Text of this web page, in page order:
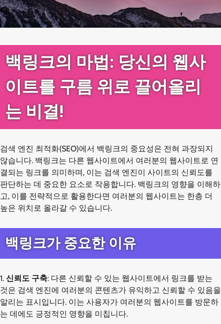
백링크의 마법: 당신의 웹사
이트를 구름 위로 끌어올리
는 비결!
검색 엔진 최적화(SEO)에서 백링크의 중요성은 전혀 과장되지
않습니다. 백링크는 다른 웹사이트에서 여러분의 웹사이트로 연
결되는 링크를 의미하며, 이는 검색 엔진이 사이트의 신뢰도를
판단하는 데 중요한 요소로 작용합니다. 백링크의 영향을 이해하
고, 이를 전략적으로 활용한다면 여러분의 웹사이트는 한층 더
높은 위치로 올라갈 수 있습니다.
백링크가 중요한 이유
1. 신뢰도 구축: 다른 신뢰할 수 있는 웹사이트에서 링크를 받는
것은 검색 엔진에 여러분의 콘텐츠가 유익하고 신뢰할 수 있음을
알리는 표시입니다. 이는 사용자가 여러분의 웹사이트를 방문하
는 데에도 긍정적인 영향을 미칩니다.